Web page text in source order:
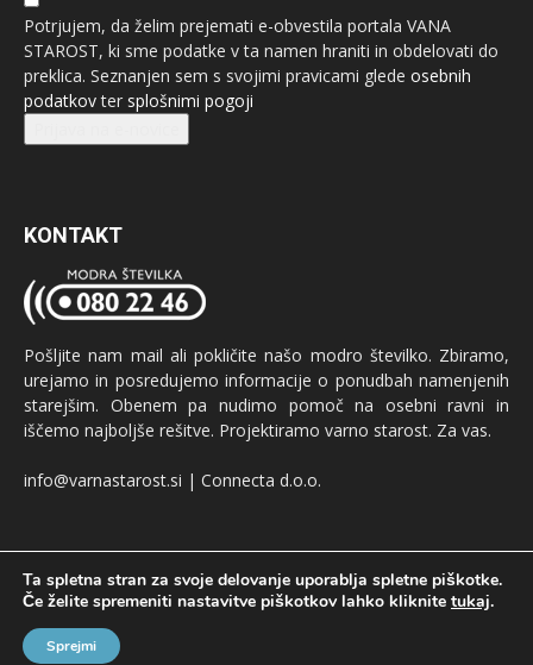
Potrjujem, da želim prejemati e-obvestila portala VANA
STAROST, ki sme podatke v ta namen hraniti in obdelovati do
preklica. Seznanjen sem s svojimi pravicami glede osebnih
podatkovter splošnimi pogoji
KONTAKT
Pošljite nam mail ali pokličite našo modro številko. Zbiramo,
urejamo in posredujemo informacije o ponudbah namenjenih
starejšim. Obenem pa nudimo pomoč na osebni ravni in
iščemo najboljše rešitve. Projektiramo varno starost. Za vas.
info@varnastarost.si | Connecta d.o.o.
GDPR
© Produkcija:
Ta spletna stran za svoje delovanje uporablja spletne piškotke.
Če želite spremeniti nastavitve piškotkov lahko kliknite tukaj.
Sprejmi